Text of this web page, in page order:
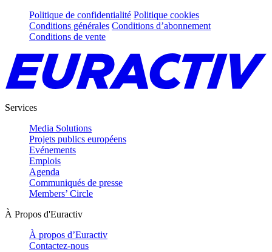
Politique de confidentialité Politique cookies
Conditions générales Conditions d’abonnement
Conditions de vente
Services
Media Solutions
Projets publics européens
Evénements
Emplois
Agenda
Communiqués de presse
Members’ Circle
À Propos d'Euractiv
À propos d’Euractiv
Contactez-nous